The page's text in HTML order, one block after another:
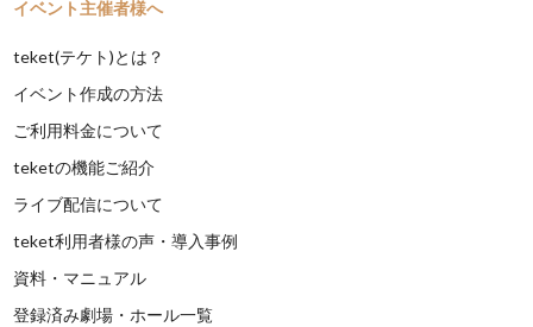
イベント主催者様へ
teket(テケト)とは？
イベント作成の方法
ご利用料金について
teketの機能ご紹介
ライブ配信について
teket利用者様の声・導入事例
資料・マニュアル
登録済み劇場・ホール一覧